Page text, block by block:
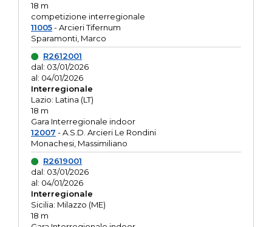
18 m
competizione interregionale
11005- Arcieri Tifernum
Sparamonti, Marco
R2612001
dal: 03/01/2026
al: 04/01/2026
Interregionale
Lazio: Latina (LT)
18 m
Gara Interregionale indoor
12007 - A.S.D. Arcieri Le Rondini
Monachesi, Massimiliano
R2619001
dal: 03/01/2026
al: 04/01/2026
Interregionale
Sicilia: Milazzo (ME)
18 m